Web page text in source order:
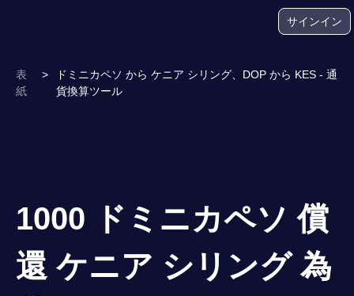
サインイン
表
紙
>
ドミニカペソ から ケニア シリング、DOP から KES - 通
貨換算ツール
1000 ドミニカペソ 償
還 ケニア シリング 為